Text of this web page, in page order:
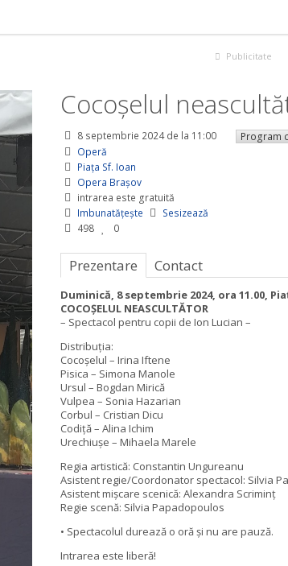
Publicitate
Cocoșelul
8 septembrie 2024de la 11:00
Program
Operă
Piața Sf. Ioan
Opera Braşov
intrarea este gratuită
Imbunatățește
Sesizează
498
0
Prezentare Contact
Duminică, 8 septembrie 2024, ora 11.00,
COCOȘELUL NEASCULTĂTOR
– Spectacol pentru copii de Ion Lucian –
Distribuția:
Cocoșelul – Irina Iftene
Pisica – Simona Manole
Ursul – Bogdan Mirică
Vulpea – Sonia Hazarian
Corbul – Cristian Dicu
Codiță – Alina Ichim
Urechiușe – Mihaela Marele
Regia artistică: Constantin Ungureanu
Asistent regie/Coordonator spectacol: Silvia
Asistent mișcare scenică: Alexandra Scriminț
Regie scenă: Silvia Papadopoulos
• Spectacolul durează o oră și nu are pauză.
Intrarea este liberă!